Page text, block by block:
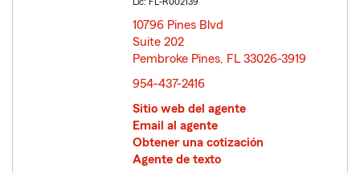
10796 Pines Blvd
Suite 202
Pembroke Pines, FL 33026-3919
954-437-2416
Sitio web del agente
Email al agente
Obtener una cotización
Agente de texto